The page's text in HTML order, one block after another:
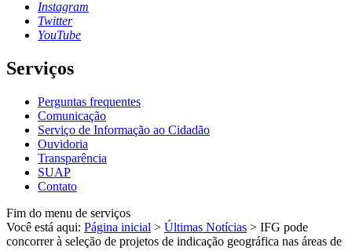
Instagram
Twitter
YouTube
Serviços
Perguntas frequentes
Comunicação
Serviço de Informação ao Cidadão
Ouvidoria
Transparência
SUAP
Contato
Fim do menu de serviços
Você está aqui: Página inicial > Últimas Notícias > IFG pode
concorrer à seleção de projetos de indicação geográfica nas áreas de